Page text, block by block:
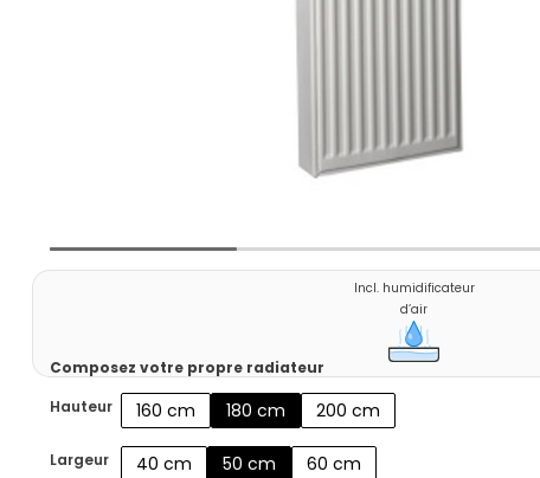
Incl. humidificateur
d’air
Composez votre propre radiateur
Hauteur
160 cm 180 cm 200 cm
Largeur 40 cm 50 cm 60 cm